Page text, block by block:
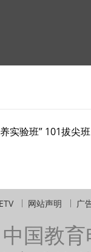
实验班” 101拔尖
网站声明 广
中国教